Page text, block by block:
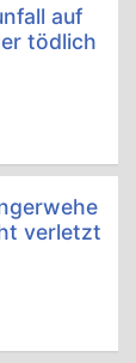
auf
tödlich
verletzt